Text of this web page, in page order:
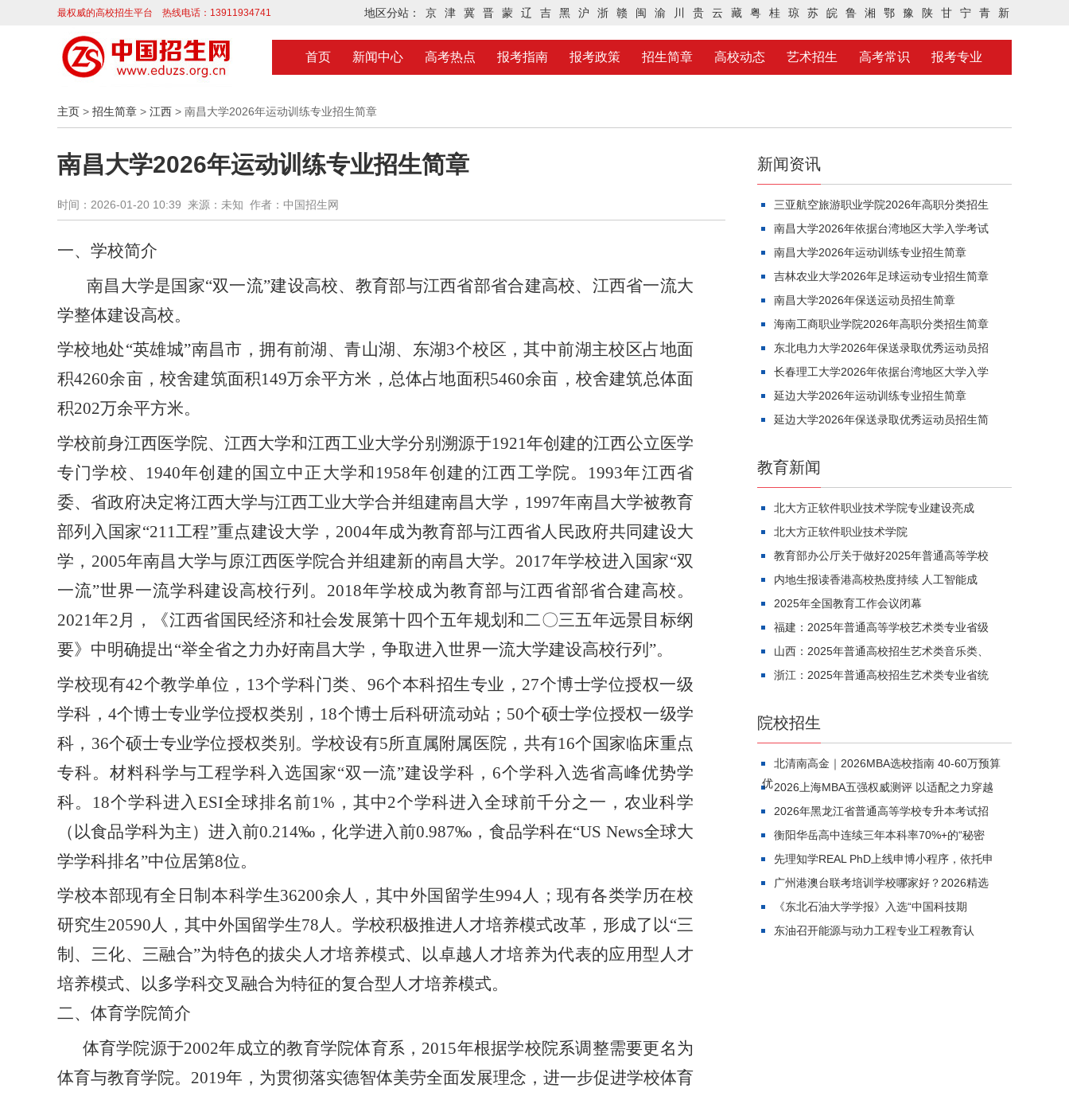
最权威的高校招生平台 热线电话：13911934741 地区分站： 京 津 冀 晋 蒙 辽 吉 黑 沪 浙 赣 闽 渝 川 贵 云 藏 粤 桂 琼 苏 皖 鲁 湘 鄂 豫 陕 甘 宁 青 新
首页 新闻中心 高考热点 报考指南 报考政策 招生简章 高校动态 艺术招生 高考常识 报考专业
主页 > 招生简章 > 江西 > 南昌大学2026年运动训练专业招生简章
南昌大学2026年运动训练专业招生简章
时间：2026-01-20 10:39 来源：未知 作者：中国招生网
一、学校简介
南昌大学是国家“双一流”建设高校、教育部与江西省部省合建高校、江西省一流大
学整体建设高校。
学校地处“英雄城”南昌市，拥有前湖、青山湖、东湖3个校区，其中前湖主校区占地面
积4260余亩，校舍建筑面积149万余平方米，总体占地面积5460余亩，校舍建筑总体面
积202万余平方米。
学校前身江西医学院、江西大学和江西工业大学分别溯源于1921年创建的江西公立医学
专门学校、1940年创建的国立中正大学和1958年创建的江西工学院。1993年江西省
委、省政府决定将江西大学与江西工业大学合并组建南昌大学， 1997年南昌大学被教育
部列入国家“211工程”重点建设大学，2004年成为教育部与江西省人民政府共同建设大
学，2005年南昌大学与原江西医学院合并组建新的南昌大学。2017年学校进入国家“双
一流”世界一流学科建设高校行列。2018年学校成为教育部与江西省部省合建高校。
2021年2月，《江西省国民经济和社会发展第十四个五年规划和二〇三五年远景目标纲
要》中明确提出“举全省之力办好南昌大学，争取进入世界一流大学建设高校行列”。
学校现有42个教学单位，13个学科门类、96个本科招生专业，27个博士学位授权一级
学科，4个博士专业学位授权类别，18个博士后科研流动站；50个硕士学位授权一级学
科，36个硕士专业学位授权类别。学校设有5所直属附属医院，共有16个国家临床重点
专科。材料科学与工程学科入选国家“双一流”建设学科，6个学科入选省高峰优势学
科。18个学科进入ESI全球排名前1%，其中2个学科进入全球前千分之一，农业科学
（以食品学科为主）进入前0.214‰，化学进入前0.987‰，食品学科在“US News全球大
学学科排名”中位居第8位。
学校本部现有全日制本科学生36200余人，其中外国留学生994人；现有各类学历在校
研究生20590人，其中外国留学生78人。学校积极推进人才培养模式改革，形成了以“三
制、三化、三融合”为特色的拔尖人才培养模式、以卓越人才培养为代表的应用型人才
培养模式、以多学科交叉融合为特征的复合型人才培养模式。
二、体育学院简介
体育学院源于2002年成立的教育学院体育系， 2015年根据学校院系调整需要更名为
体育与教育学院。2019年，为贯彻落实德智体美劳全面发展理念，进一步促进学校体育
新闻资讯
三亚航空旅游职业学院2026年高职分类招生
南昌大学2026年依据台湾地区大学入学考试
南昌大学2026年运动训练专业招生简章
吉林农业大学2026年足球运动专业招生简章
南昌大学2026年保送运动员招生简章
海南工商职业学院2026年高职分类招生简章
东北电力大学2026年保送录取优秀运动员招
长春理工大学2026年依据台湾地区大学入学
延边大学2026年运动训练专业招生简章
延边大学2026年保送录取优秀运动员招生简
教育新闻
北大方正软件职业技术学院专业建设亮成
北大方正软件职业技术学院
教育部办公厅关于做好2025年普通高等学校
内地生报读香港高校热度持续 人工智能成
2025年全国教育工作会议闭幕
福建：2025年普通高等学校艺术类专业省级
山西：2025年普通高校招生艺术类音乐类、
浙江：2025年普通高校招生艺术类专业省统
院校招生
北清南高金｜2026MBA选校指南 40-60万预算
优2026上海MBA五强权威测评 以适配之力穿越
2026年黑龙江省普通高等学校专升本考试招
衡阳华岳高中连续三年本科率70%+的“秘密
先理知学REAL PhD上线申博小程序，依托申
广州港澳台联考培训学校哪家好？2026精选
《东北石油大学学报》入选“中国科技期
东油召开能源与动力工程专业工程教育认